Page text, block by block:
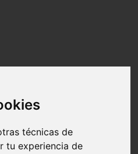
técnicas de
tu experiencia de